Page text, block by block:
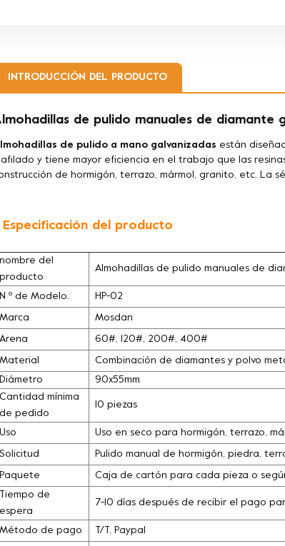
INTRODUCCIÓN DEL PRODUCTO
de pulido manuales de diamante
de pulido a mano galvanizadas están
y tiene mayor eficiencia en el trabajo que las
de hormigón, terrazo, mármol, granito, etc. La
Especificación del producto
nombre del
producto
Almohadillas de pulido manuales de
N º de Modelo. HP-02
Marca Mosdan
Arena 60#, 120#, 200#, 400#
Material Combinación de diamantes y polvo
Diámetro
90x55mm
Cantidad mínima
de pedido
10 piezas
Uso Uso en seco para hormigón, terrazo,
Solicitud Pulido manual de hormigón, piedra,
Paquete Caja de cartón para cada pieza o
Tiempo de
espera
7-10 días después de recibir el pago
Método de pago T/T, Paypal